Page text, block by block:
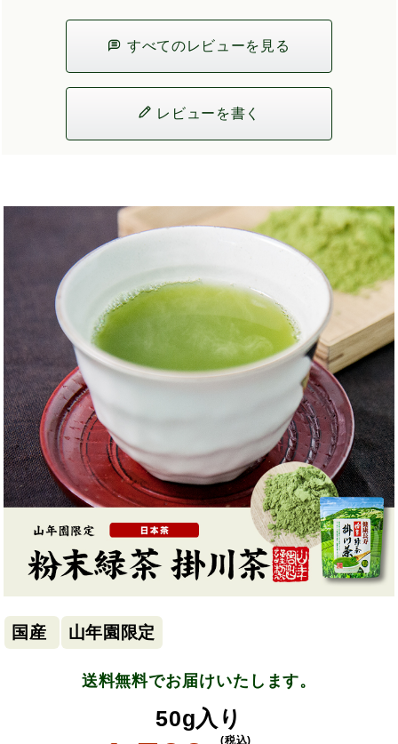
すべてのレビューを見る
レビューを書く
国産 山年園限定
送料無料でお届けいたします。
50g入り
(税込)